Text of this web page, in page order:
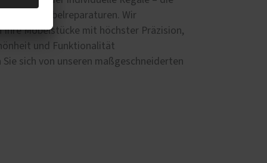
für Möbelreparaturen. Wir
Möbelstücke mit höchster Präzision,
und Funktionalität
sich von unseren maßgeschneiderten